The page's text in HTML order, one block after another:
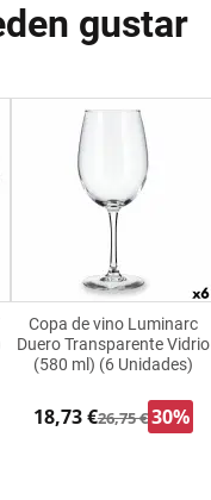
gustar
Copa de vino Luminarc
Duero Transparente Vidrio
(580 ml) (6 Unidades)
18,73 €26,75 €30%